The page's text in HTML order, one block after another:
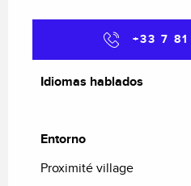
+33 7
Idiomas hablados
Idiomas hablados
Entorno
Entorno
Proximité village